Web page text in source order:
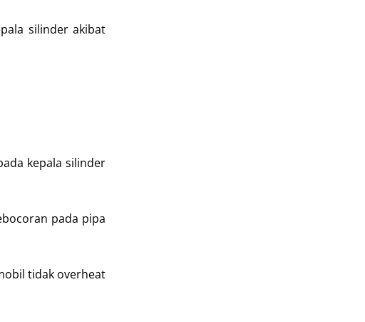
silinder akibat
kepala silinder
pada pipa
tidak overheat